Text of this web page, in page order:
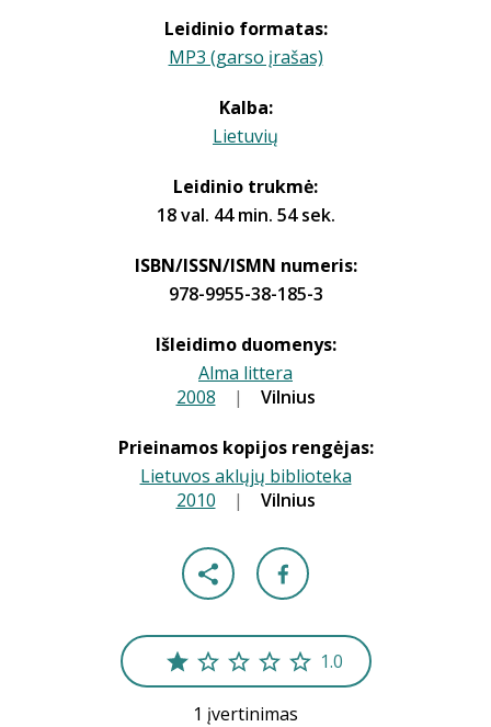
Leidinio formatas:
MP3 (garso įrašas)
Kalba:
Lietuvių
Leidinio trukmė:
18 val. 44 min. 54 sek.
ISBN/ISSN/ISMN numeris:
978-9955-38-185-3
Išleidimo duomenys:
Alma littera
2008 | Vilnius
Prieinamos kopijos rengėjas:
Lietuvos aklųjų biblioteka
2010 | Vilnius
1.0
1 įvertinimas